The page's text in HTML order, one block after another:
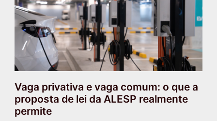
Vaga privativa e vaga comum: o que a
proposta de lei da ALESP realmente
permite